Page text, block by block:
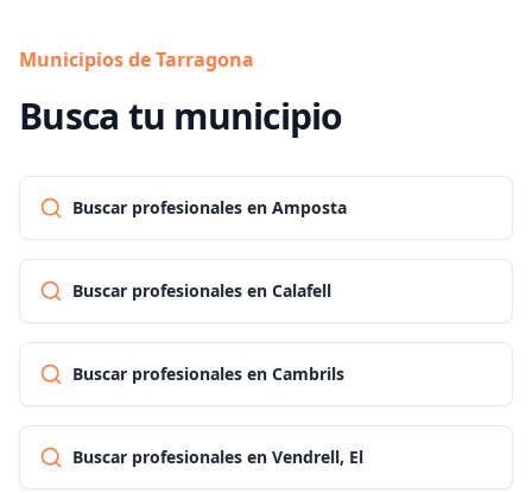
Municipios de Tarragona
Busca tu municipio
Buscar profesionales en Amposta
Buscar profesionales en Calafell
Buscar profesionales en Cambrils
Buscar profesionales en Vendrell, El